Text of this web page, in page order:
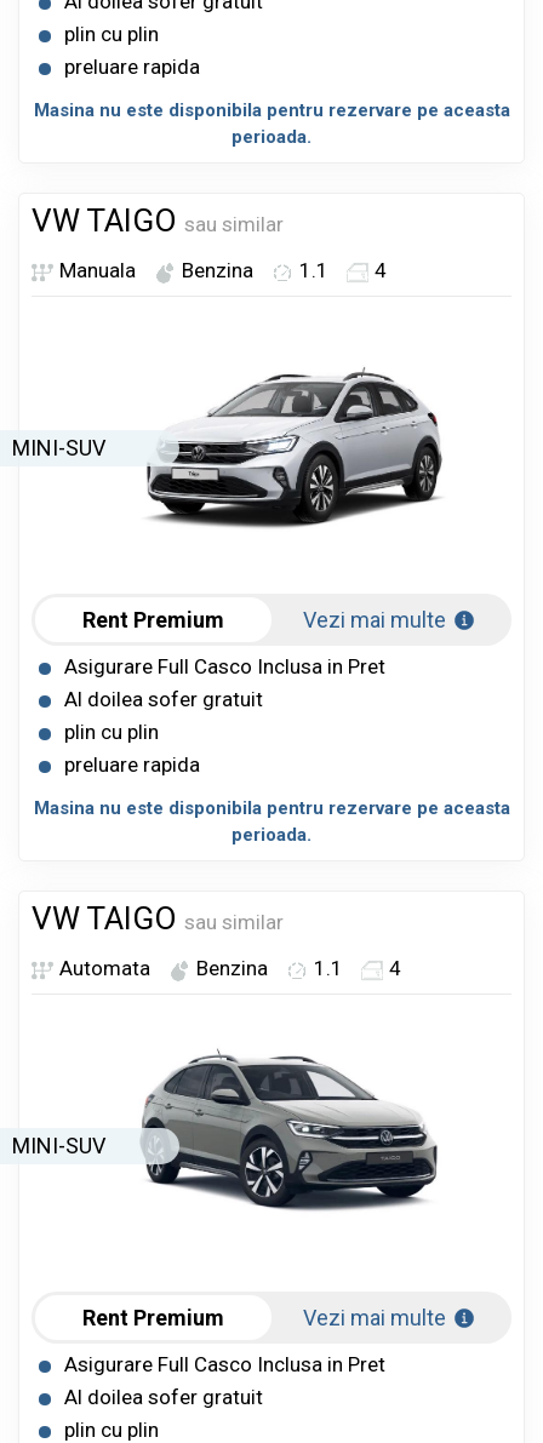
plin cu plin
preluare rapida
Masina nu este disponibila pentru rezervare pe aceasta
perioada.
VW TAIGO sau similar
Manuala
Benzina 1.1 4
MINI-SUV
Rent Premium Vezi mai multe
Asigurare Full Casco Inclusa in Pret
Al doilea sofer gratuit
plin cu plin
preluare rapida
Masina nu este disponibila pentru rezervare pe aceasta
perioada.
VW TAIGO sau similar
Automata
Benzina 1.1 4
MINI-SUV
Rent Premium Vezi mai multe
Asigurare Full Casco Inclusa in Pret
Al doilea sofer gratuit
plin cu plin